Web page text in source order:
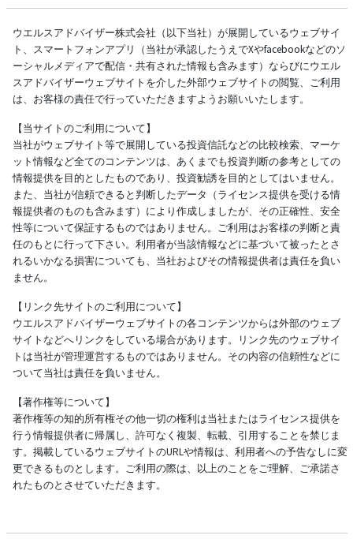
ウエルスアドバイザー株式会社（以下当社）が展開しているウェブサイ
ト、スマートフォンアプリ（当社が承認したうえでXやfacebookなどのソ
ーシャルメディアで配信・共有された情報も含みます）ならびにウエル
スアドバイザーウェブサイトを介した外部ウェブサイトの閲覧、ご利用
は、お客様の責任で行っていただきますようお願いいたします。
【当サイトのご利用について】
当社がウェブサイト等で展開している投資信託などの比較検索、マーケ
ット情報など全てのコンテンツは、あくまでも投資判断の参考としての
情報提供を目的としたものであり、投資勧誘を目的としてはいません。
また、当社が信頼できると判断したデータ（ライセンス提供を受ける情
報提供者のものも含みます）により作成しましたが、その正確性、安全
性等について保証するものではありません。ご利用はお客様の判断と責
任のもとに行って下さい。利用者が当該情報などに基づいて被ったとさ
れるいかなる損害についても、当社およびその情報提供者は責任を負い
ません。
【リンク先サイトのご利用について】
ウエルスアドバイザーウェブサイトの各コンテンツからは外部のウェブ
サイトなどへリンクをしている場合があります。リンク先のウェブサイ
トは当社が管理運営するものではありません。その内容の信頼性などに
ついて当社は責任を負いません。
【著作権等について】
著作権等の知的所有権その他一切の権利は当社またはライセンス提供を
行う情報提供者に帰属し、許可なく複製、転載、引用することを禁じま
す。掲載しているウェブサイトのURLや情報は、利用者への予告なしに変
更できるものとします。ご利用の際は、以上のことをご理解、ご承諾さ
れたものとさせていただきます。